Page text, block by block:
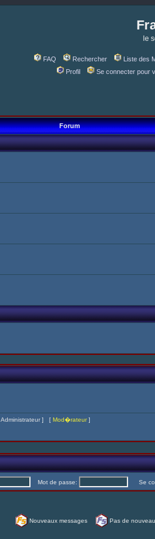
le
FAQ Rechercher Liste des
Profil
Se connecter
Forum
Administrateur] [ Mod�rateur]
Mot de passe: Se
Nouveaux messages Pas de